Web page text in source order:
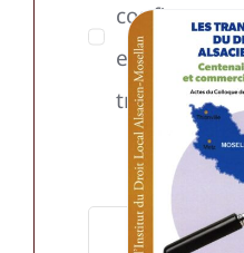
confirme
et j’autorise
traitement.